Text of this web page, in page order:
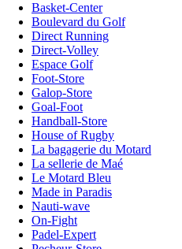
Basket-Center
Boulevard du Golf
Direct Running
Direct-Volley
Espace Golf
Foot-Store
Galop-Store
Goal-Foot
Handball-Store
House of Rugby
La bagagerie du Motard
La sellerie de Maé
Le Motard Bleu
Made in Paradis
Nauti-wave
On-Fight
Padel-Expert